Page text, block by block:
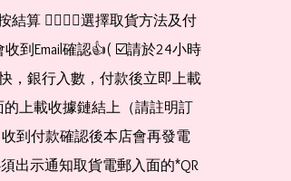
結算 👉🏻👉🏻選擇取貨方法及付
到Email確認👍( ☑️請於24小時
，銀行入數，付款後立即上載
的上載收據鏈結上（請註明訂
到付款確認後本店會再發電
出示通知取貨電郵入面的*QR